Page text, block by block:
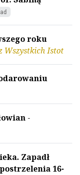
roku
Wszystkich Istot
-
Zapadł
16-